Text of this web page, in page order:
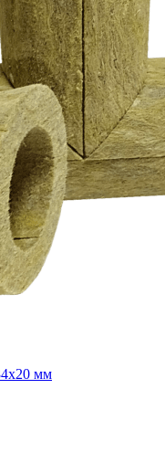
мм